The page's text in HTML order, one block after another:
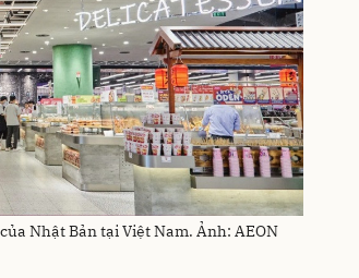
Nhật Bản tại Việt Nam. Ảnh: AEON